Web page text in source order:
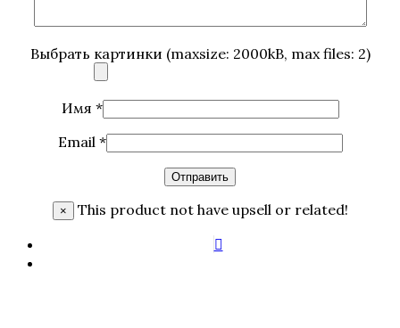
Выбрать картинки (maxsize: 2000kB, max files: 2)
Имя *
Email *
× This product not have upsell or related!